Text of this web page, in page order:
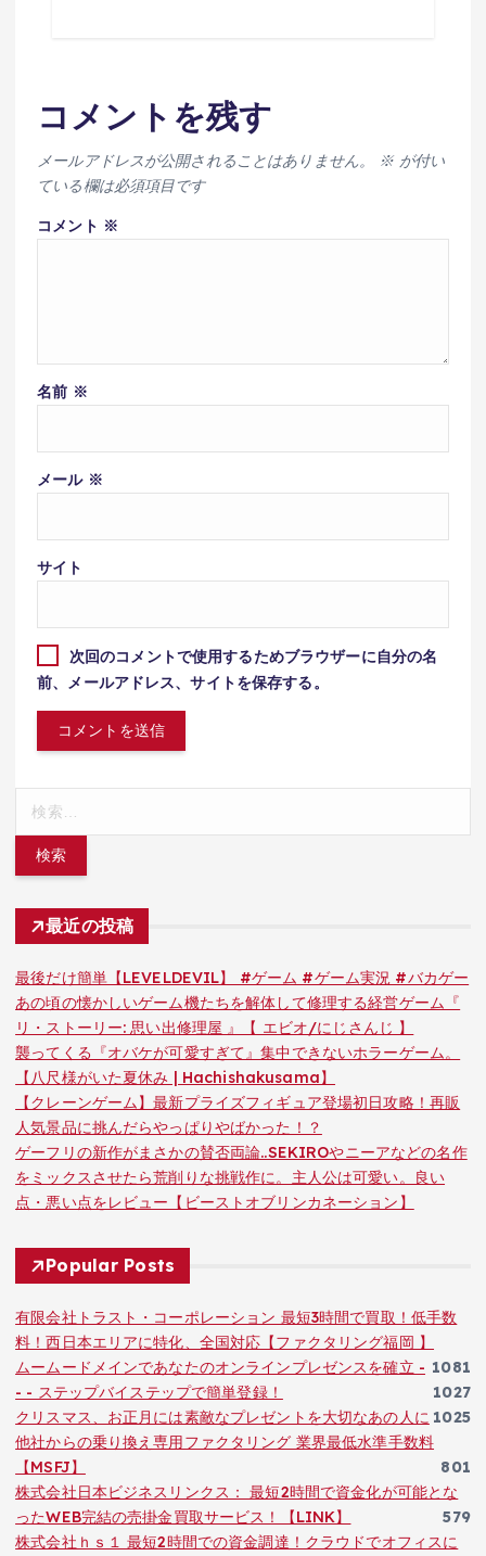
コメントを残す
メールアドレスが公開されることはありません。 ※が付い
ている欄は必須項目です
コメント ※
名前 ※
メール ※
サイト
次回のコメントで使用するためブラウザーに自分の名
前、メールアドレス、サイトを保存する。
最近の投稿
最後だけ簡単【LEVELDEVIL】 #ゲーム #ゲーム実況 #バカゲー
あの頃の懐かしいゲーム機たちを解体して修理する経営ゲーム『
リ・ストーリー: 思い出修理屋 』【 エビオ/にじさんじ 】
襲ってくる『オバケが可愛すぎて』集中できないホラーゲーム。
【八尺様がいた夏休み | Hachishakusama】
【クレーンゲーム】最新プライズフィギュア登場初日攻略！再販
人気景品に挑んだらやっぱりやばかった！？
ゲーフリの新作がまさかの賛否両論..SEKIROやニーアなどの名作
をミックスさせたら荒削りな挑戦作に。主人公は可愛い。良い
点・悪い点をレビュー【ビーストオブリンカネーション】
Popular Posts
有限会社トラスト・コーポレーション 最短3時間で買取！低手数
料！西日本エリアに特化、全国対応【ファクタリング福岡 】
1081
ムームードメインであなたのオンラインプレゼンスを確立 -
- - ステップバイステップで簡単登録！
1027
クリスマス、お正月には素敵なプレゼントを大切なあの人に 1025
他社からの乗り換え専用ファクタリング 業界最低水準手数料
【MSFJ】
801
株式会社日本ビジネスリンクス： 最短2時間で資金化が可能とな
ったWEB完結の売掛金買取サービス！【LINK】
579
株式会社ｈｓ１ 最短2時間での資金調達！クラウドでオフィスに